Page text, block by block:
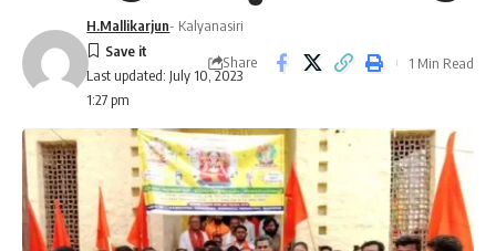
Last updated: July 10, 2023
1:27 pm
H.Mallikarjun- Kalyanasiri
Share 1 Min Read